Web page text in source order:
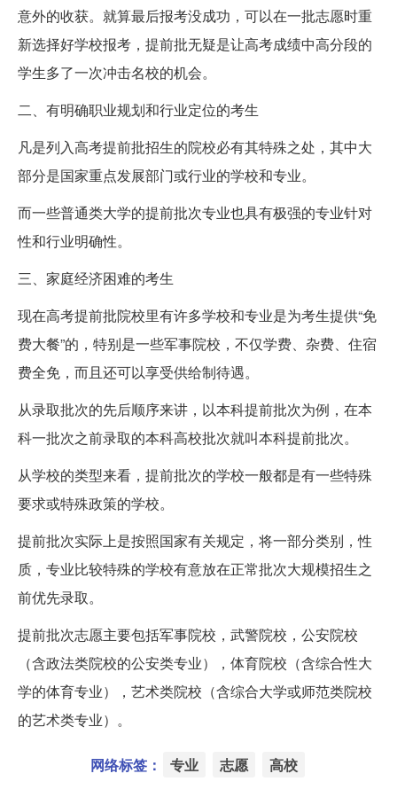
意外的收获。就算最后报考没成功，可以在一批志愿时重
新选择好学校报考，提前批无疑是让高考成绩中高分段的
学生多了一次冲击名校的机会。
二、有明确职业规划和行业定位的考生
凡是列入高考提前批招生的院校必有其特殊之处，其中大
部分是国家重点发展部门或行业的学校和专业。
而一些普通类大学的提前批次专业也具有极强的专业针对
性和行业明确性。
三、家庭经济困难的考生
现在高考提前批院校里有许多学校和专业是为考生提供“免
费大餐”的，特别是一些军事院校，不仅学费、杂费、住宿
费全免，而且还可以享受供给制待遇。
从录取批次的先后顺序来讲，以本科提前批次为例，在本
科一批次之前录取的本科高校批次就叫本科提前批次。
从学校的类型来看，提前批次的学校一般都是有一些特殊
要求或特殊政策的学校。
提前批次实际上是按照国家有关规定，将一部分类别，性
质，专业比较特殊的学校有意放在正常批次大规模招生之
前优先录取。
提前批次志愿主要包括军事院校，武警院校，公安院校
（含政法类院校的公安类专业），体育院校（含综合性大
学的体育专业），艺术类院校（含综合大学或师范类院校
的艺术类专业）。
网络标签： 专业 志愿 高校